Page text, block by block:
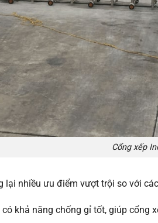
Cổng xếp
lại nhiều ưu điểm vượt trội so với
khả năng chống gỉ tốt, giúp cổng